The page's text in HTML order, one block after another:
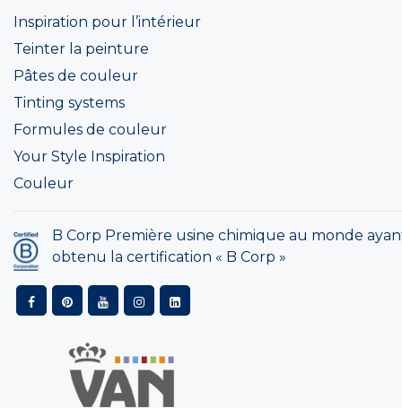
Inspiration pour l’intérieur
Teinter la peinture
Pâtes de couleur
Tinting systems
Formules de couleur
Your Style Inspiration
Couleur
B Corp Première usine chimique au monde
obtenu la certification « B Corp »